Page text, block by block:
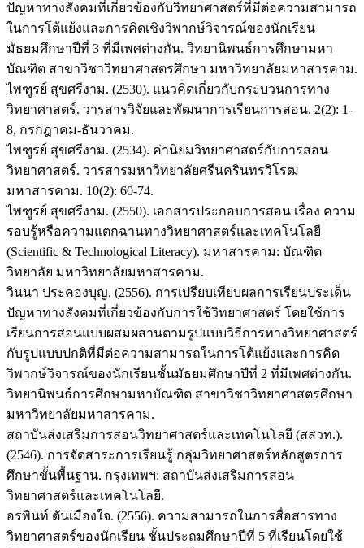
ปัญหาทางสังคมที่เกี่ยวข้องกับวิทยาศาสตร์ที่มีต่อความสามารถ
ในการโต้แย้งและการคิดเชิงวิพากษ์วิจารณ์ของนักเรียน
มัธยมศึกษาปีที่ 3 ที่มีเพศต่างกัน. วิทยานิพนธ์การศึกษามหา
บัณฑิต สาขาวิชาวิทยาศาสตรศึกษา มหาวิทยาลัยมหาสารคาม.
ไพฑูรย์ สุขศรีงาม. (2530). แนวคิดเกี่ยวกับกระบวนการทาง
วิทยาศาสตร์. วารสารวิจัยและพัฒนาการเรียนการสอน. 2(2): 1-
8, กรกฎาคม-ธันวาคม.
ไพฑูรย์ สุขศรีงาม. (2534). ค่านิยมวิทยาศาสตร์กับการสอน
วิทยาศาสตร์. วารสารมหาวิทยาลัยศรีนครินทรวิโรฒ
มหาสารคาม. 10(2): 60-74.
ไพฑูรย์ สุขศรีงาม. (2550). เอกสารประกอบการสอน เรื่อง ความ
รอบรู้หรือความแตกฉานทางวิทยาศาสตร์และเทคโนโลยี
(Scientific & Technological Literacy). มหาสารคาม: บัณฑิต
วิทยาลัย มหาวิทยาลัยมหาสารคาม.
วินนา ประคองบุญ. (2556). การเปรียบเทียบผลการเรียนประเด็น
ปัญหาทางสังคมที่เกี่ยวข้องกับการใช้วิทยาศาสตร์ โดยใช้การ
เรียนการสอนแบบผสมผสานตามรูปแบบวิธีการทางวิทยาศาสตร์
กับรูปแบบปกติที่มีต่อความสามารถในการโต้แย้งและการคิด
วิพากษ์วิจารณ์ของนักเรียนชั้นมัธยมศึกษาปีที่ 2 ที่มีเพศต่างกัน.
วิทยานิพนธ์การศึกษามหาบัณฑิต สาขาวิชาวิทยาศาสตรศึกษา
มหาวิทยาลัยมหาสารคาม.
สถาบันส่งเสริมการสอนวิทยาศาสตร์และเทคโนโลยี (สสวท.).
(2546). การจัดสาระการเรียนรู้ กลุ่มวิทยาศาสตร์หลักสูตรการ
ศึกษาขั้นพื้นฐาน. กรุงเทพฯ: สถาบันส่งเสริมการสอน
วิทยาศาสตร์และเทคโนโลยี.
อรพินท์ ตันเมืองใจ. (2556). ความสามารถในการสื่อสารทาง
วิทยาศาสตร์ของนักเรียน ชั้นประถมศึกษาปีที่ 5 ที่เรียนโดยใช้